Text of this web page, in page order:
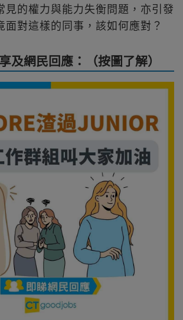
見的權力與能力失衡問題，亦引發
面對這樣的同事，該如何應對？
及網民回應：（按圖了解）